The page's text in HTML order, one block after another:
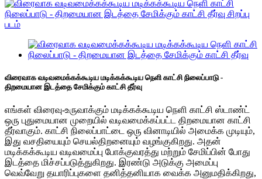
விரைவாக வடிவமைக்கக்கூடிய மடிக்கக்கூடிய நெளி காட்சி நிலைப்பாடு -
திறமையான இடத்தை சேமிக்கும் காட்சி தீர்வு
எங்கள் விரைவு-உருவாக்கும் மடிக்கக்கூடிய நெளி காட்சி ஸ்டாண்ட்
ஒரு புதுமையான முறையில் வடிவமைக்கப்பட்ட திறமையான காட்சி
தீர்வாகும். காட்சி நிலைப்பாட்டை ஒரு வினாடியில் அமைக்க முடியும்,
இது வசதியையும் செயல்திறனையும் வழங்குகிறது. அதன்
மடிக்கக்கூடிய வடிவமைப்பு போக்குவரத்து மற்றும் சேமிப்பின் போது
இடத்தை மிச்சப்படுத்துகிறது. இரண்டு அடுக்கு அமைப்பு
வெவ்வேறு தயாரிப்புகளை தனித்தனியாக வைக்க அனுமதிக்கிறது,